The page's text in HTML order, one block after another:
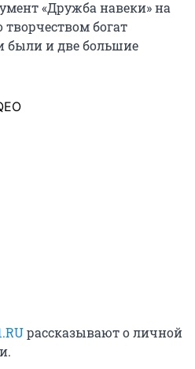
«Дружба навеки» на
богат
были и две большие
рассказывают о личной